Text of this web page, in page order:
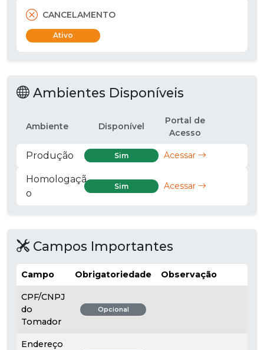
CANCELAMENTO
Ativo
Ambientes Disponíveis
Ambiente Disponível
Portal de
Acesso
Produção Sim Acessar
Homologaçã
o
Sim Acessar
Campos Importantes
Campo Obrigatoriedade Observação
CPF/CNPJ
do
Tomador
Opcional
Endereço